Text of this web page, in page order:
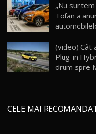
30:08
Noul
23:36
20
Noul
29:08
21
Micul
16:59
„Nu
Tofan a
(video) Cât
Plug-in
drum spre
CELE MAI